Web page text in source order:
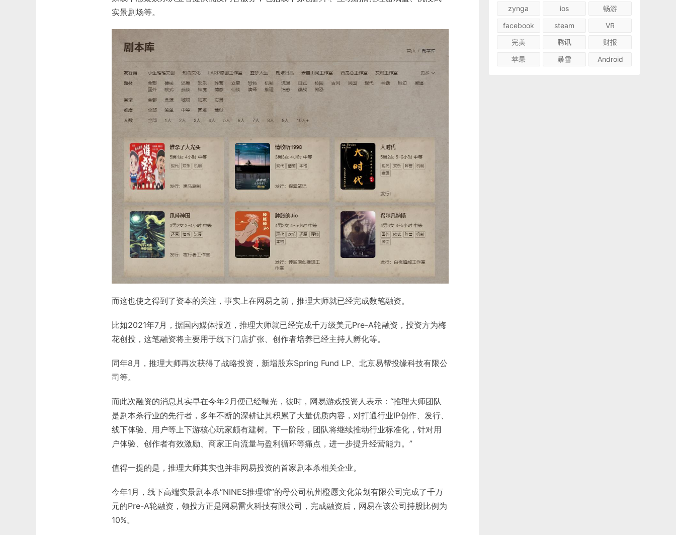
实景剧场等。
而这也使之得到了资本的关注，事实上在网易之前，推理大师就已经完成数笔融资。
比如2021年7月，据国内媒体报道，推理大师就已经完成千万级美元Pre-A轮融资，投资方为梅
花创投，这笔融资将主要用于线下门店扩张、创作者培养已经主持人孵化等。
同年8月，推理大师再次获得了战略投资，新增股东Spring Fund LP、北京易帮投缘科技有限公
司等。
而此次融资的消息其实早在今年2月便已经曝光，彼时，网易游戏投资人表示：“推理大师团队
是剧本杀行业的先行者，多年不断的深耕让其积累了大量优质内容，对打通行业IP创作、发行、
线下体验、用户等上下游核心玩家颇有建树。下一阶段，团队将继续推动行业标准化，针对用
户体验、创作者有效激励、商家正向流量与盈利循环等痛点，进一步提升经营能力。”
值得一提的是，推理大师其实也并非网易投资的首家剧本杀相关企业。
今年1月，线下高端实景剧本杀“NINES推理馆”的母公司杭州橙愿文化策划有限公司完成了千万
元的Pre-A轮融资，领投方正是网易雷火科技有限公司，完成融资后，网易在该公司持股比例为
10%。
zynga
ios
畅游
facebook
steam
VR
完美
腾讯
财报
苹果
暴雪 Android